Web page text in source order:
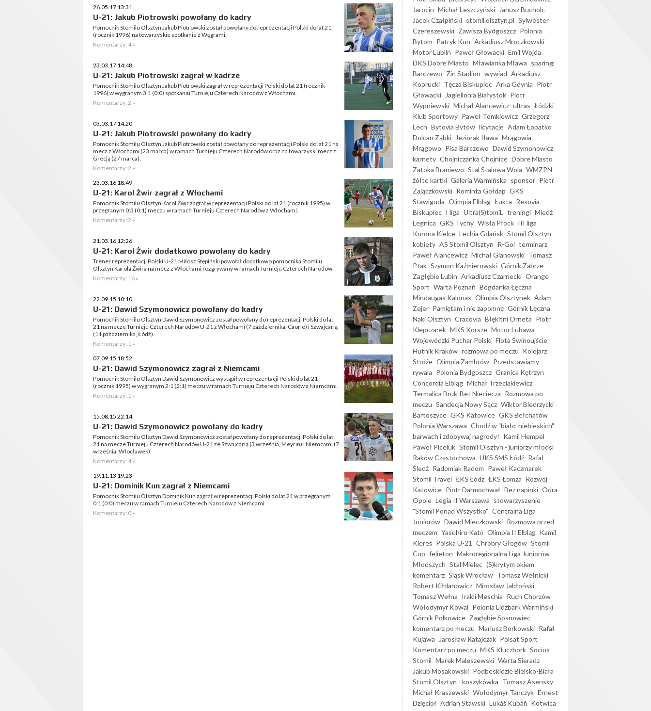
26.05.17 13:31
U-21: Jakub Piotrowski powołany do kadry
Pomocnik Stomilu Olsztyn Jakub Piotrowski został powołany do reprezentacji Polski do lat 21
(rocznik 1996) na towarzyskie spotkanie z Węgrami.
Komentarzy: 4 »
23.03.17 14:48
U-21: Jakub Piotrowski zagrał w kadrze
Pomocnik Stomilu Olsztyn Jakub Piotrowski zagrał w reprezentacji Polski do lat 21 (rocznik
1996) w wygranym 3:1 (0:0) spotkaniu Turnieju Czterech Narodów z Włochami.
Komentarzy: 2 »
03.03.17 14:20
U-21: Jakub Piotrowski powołany do kadry
Pomocnik Stomilu Olsztyn Jakub Piotrowski został powołany do reprezentacji Polski do lat 21 na
mecz z Włochami (23 marca) w ramach Turnieju Czterech Narodów oraz na towarzyski mecz z
Grecją (27 marca).
Komentarzy: 2 »
23.03.16 18:49
U-21: Karol Żwir zagrał z Włochami
Pomocnik Stomilu Olsztyn Karol Żwir zagrał w reprezentacji Polski do lat 21 (rocznik 1995) w
przegranym 0:3 (0:1) meczu w ramach Turnieju Czterech Narodów z Włochami.
Komentarzy: 2 »
21.03.16 12:26
U-21: Karol Żwir dodatkowo powołany do kadry
Trener reprezentacji Polski U-21 Miłosz Stępiński powołał dodatkowo pomocnika Stomilu
Olsztyn Karola Żwira na mecz z Włochami rozgrywany w ramach Turnieju Czterech Narodów.
Komentarzy: 16 »
22.09.15 10:10
U-21: Dawid Szymonowicz powołany do kadry
Pomocnik Stomilu Olsztyn Dawid Szymonowicz został powołany do reprezentacji Polski do lat
21 na mecze Turnieju Czterech Narodów U-21 z Włochami (7 października, Caorle) i Szwajcarią
(11 października, Łódź).
Komentarzy: 1 »
07.09.15 18:52
U-21: Dawid Szymonowicz zagrał z Niemcami
Pomocnik Stomilu Olsztyn Dawid Szymonowicz wystąpił w reprezentacji Polski do lat 21
(rocznik 1995) w wygranym 2:1 (2:1) meczu w ramach Turnieju Czterech Narodów z Niemcami.
Komentarzy: 1 »
15.08.15 22:14
U-21: Dawid Szymonowicz powołany do kadry
Pomocnik Stomilu Olsztyn Dawid Szymonowicz został powołany do reprezentacji Polski do lat
21 na mecze Turnieju Czterech Narodów U-21 ze Szwajcarią (3 września, Meyrin) i Niemcami (7
września, Włocławek).
Komentarzy: 4 »
19.11.13 19:23
U-21: Dominik Kun zagrał z Niemcami
Pomocnik Stomilu Olsztyn Dominik Kun zagrał w reprezentacji Polski do lat 21 w przegranym
0:1 (0:0) meczu w ramach Turnieju Czterech Narodów z Niemcami.
Komentarzy: 0 »
Jarocin Michał Leszczyński
Janusz Bucholc
Jacek Czałpiński stomil.olsztyn.pl Sylwester
Czereszewski Zawisza Bydgoszcz Polonia
Bytom Patryk Kun Arkadiusz Mroczkowski
Motor Lublin Paweł Głowacki Emil Wojda
DKS Dobre Miasto Mławianka Mława sparingi
Barczewo Zin Stadion wywiad Arkadiusz
Koprucki Tęcza Biskupiec Arka Gdynia Piotr
Głowacki
Jagiellonia Białystok Piotr
Wypniewski Michał Alancewicz ultras Łódzki
Klub Sportowy Paweł Tomkiewicz Grzegorz
Lech Bytovia Bytów licytacje Adam Łopatko
Dolcan Ząbki
Jeziorak Iława Mrągowia
Mrągowo Pisa Barczewo Dawid Szymonowicz
karnety Chojniczanka Chojnice Dobre Miasto
Zatoka Braniewo Stal Stalowa Wola WMZPN
żółte kartki Galeria Warmińska sponsor Piotr
Zajączkowski Rominta Gołdap GKS
Stawiguda Olimpia Elbląg Łukta Resovia
Biskupiec I liga Ultra(S)tomiL treningi Miedź
Legnica GKS Tychy Wisła Płock III liga
Korona Kielce Lechia Gdańsk Stomil Olsztyn -
kobiety AS Stomil Olsztyn R-Gol terminarz
Paweł Alancewicz Michał Glanowski Tomasz
Ptak Szymon Kaźmierowski Górnik Zabrze
Zagłębie Lubin Arkadiusz Czarnecki Orange
Sport Warta Poznań Bogdanka Łęczna
Mindaugas Kalonas Olimpia Olsztynek Adam
Zejer Pamiętam i nie zapomnę Górnik Łęczna
Naki Olsztyn Cracovia Błękitni Orneta Piotr
Klepczarek MKS Korsze Motor Lubawa
Wojewódzki Puchar Polski Flota Świnoujście
Hutnik Kraków rozmowa po meczu Kolejarz
Stróże Olimpia Zambrów Przedstawiamy
rywala Polonia Bydgoszcz Granica Kętrzyn
Concordia Elbląg Michał Trzeciakiewicz
Termalica Bruk-Bet Nieciecza Rozmowa po
meczu Sandecja Nowy Sącz Wiktor Biedrzycki
Bartoszyce GKS Katowice GKS Bełchatów
Polonia Warszawa Chodź w "biało-niebieskich"
barwach i zdobywaj nagrody!
Kamil Hempel
Paweł Piceluk Stomil Olsztyn - juniorzy młodsi
Raków Częstochowa UKS SMS Łódź Rafał
Śledź Radomiak Radom Paweł Kaczmarek
Stomil Travel ŁKS Łódź ŁKS Łomża Rozwój
Katowice Piotr Darmochwał Bez napinki Odra
Opole Legia II Warszawa stowarzyszenie
"Stomil Ponad Wszystko" Centralna Liga
Juniorów Dawid Mieczkowski Rozmowa przed
meczem Yasuhiro Katō Olimpia II Elbląg Kamil
Kiereś Polska U-21 Chrobry Głogów Stomil
Cup felieton Makroregionalna Liga Juniorów
Młodszych Stal Mielec (S)krytym okiem
komentarz Śląsk Wrocław Tomasz Wełnicki
Robert Kiłdanowicz Mirosław Jabłoński
Tomasz Wełna Irakli Meschia Ruch Chorzów
Wołodymyr Kowal Polonia Lidzbark Warmiński
Górnik Polkowice Zagłębie Sosnowiec
komentarz po meczu Mariusz Borkowski Rafał
Kujawa
Jarosław Ratajczak Polsat Sport
Komentarz po meczu MKS Kluczbork Socios
Stomil Marek Maleszewski Warta Sieradz
Jakub Mosakowski Podbeskidzie Bielsko-Biała
Stomil Olsztyn - koszykówka Tomasz Asensky
Michał Kraszewski Wołodymyr Tanczyk Ernest
Dzięcioł Adrian Stawski Lukáš Kubáň Kotwica